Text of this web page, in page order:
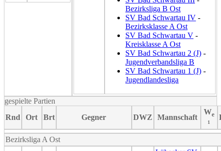
Bezirksliga B Ost
SV Bad Schwartau IV -
Bezirksklasse A Ost
SV Bad Schwartau V -
Kreisklasse A Ost
SV Bad Schwartau 2 (J) -
Jugendverbandsliga B
SV Bad Schwartau 1 (J) -
Jugendlandesliga
gespielte Partien
Rnd
Ort Brt Gegner DWZ Mannschaft
We
¹
Bezirksliga A Ost